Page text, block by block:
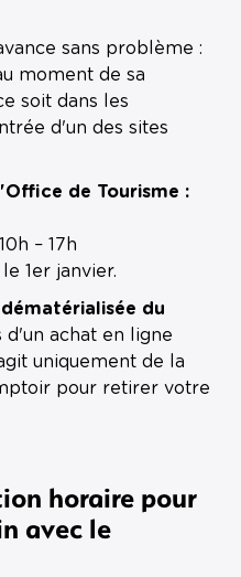
sans problème :
moment de sa
soit dans les
d'un des sites
de Tourisme :
– 17h
1er janvier.
du
d'un achat en ligne
uniquement de la
pour retirer votre
horaire pour
avec le